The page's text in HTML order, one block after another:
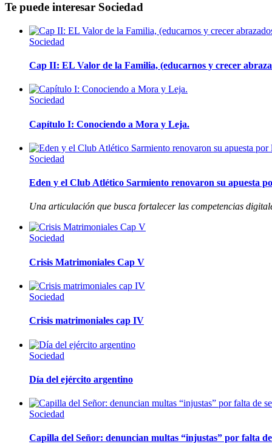
Te puede interesar Sociedad
Sociedad
Cap II: EL Valor de la Familia, (educarnos y crecer
Sociedad
Capítulo I: Conociendo a Mora y Leja.
Sociedad
Eden y el Club Atlético Sarmiento renovaron su apuesta
Una articulación que busca fortalecer las competencias
Sociedad
Crisis Matrimoniales Cap V
Sociedad
Crisis matrimoniales cap IV
Sociedad
Día del ejército argentino
Sociedad
Capilla del Señor: denuncian multas “injustas” por falta